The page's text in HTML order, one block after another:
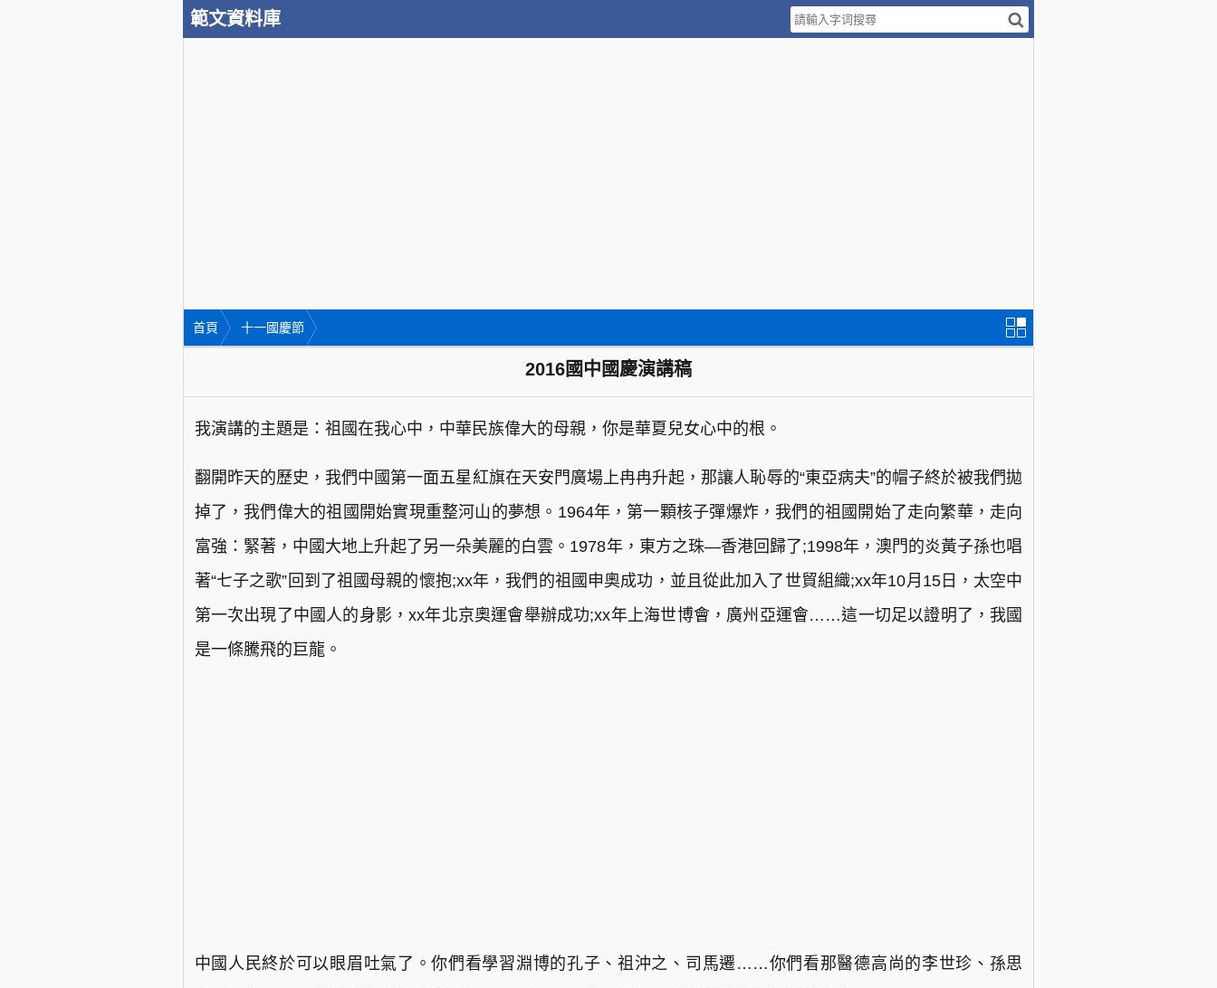
範文資料庫
首頁 十一國慶節
2016國中國慶演講稿
我演講的主題是：祖國在我心中，中華民族偉大的母親，你是華夏兒女心中的根。
翻開昨天的歷史，我們中國第一面五星紅旗在天安門廣場上冉冉升起，那讓人恥辱的“東亞病夫”的帽子終於被我們拋
掉了，我們偉大的祖國開始實現重整河山的夢想。1964年，第一顆核子彈爆炸，我們的祖國開始了走向繁華，走向
富強：緊著，中國大地上升起了另一朵美麗的白雲。1978年，東方之珠—香港回歸了;1998年，澳門的炎黃子孫也唱
著“七子之歌”回到了祖國母親的懷抱;xx年，我們的祖國申奧成功，並且從此加入了世貿組織;xx年10月15日，太空中
第一次出現了中國人的身影，xx年北京奧運會舉辦成功;xx年上海世博會，廣州亞運會……這一切足以證明了，我國
是一條騰飛的巨龍。
中國人民終於可以眼眉吐氣了。你們看學習淵博的孔子、祖沖之、司馬遷……你們看那醫德高尚的李世珍、孫思